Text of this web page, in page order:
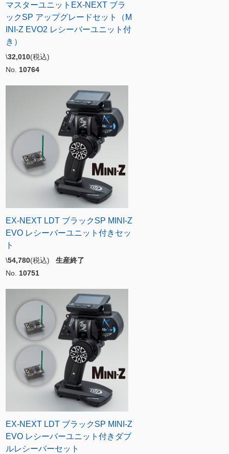
マスターユニットEX-NEXT ブラ
ックSP アップグレードセット（M
INI-Z EVO2 レシーバーユニット付
き）
\32,010(税込)
No. 10764
EX-NEXT LDT ブラックSP MINI-Z
EVO レシーバーユニット付きセッ
ト
\54,780(税込) 生産終了
No. 10751
EX-NEXT LDT ブラックSP MINI-Z
EVO レシーバーユニット付きダブ
ルレシーバーセット